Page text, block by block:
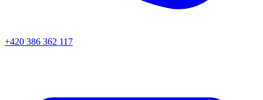
+420 386 362 117